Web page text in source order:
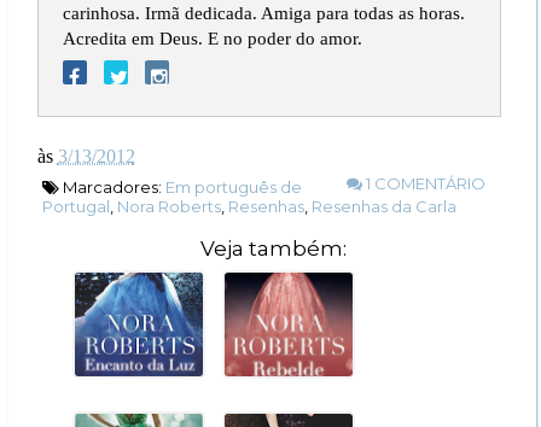
carinhosa. Irmã dedicada. Amiga para todas as horas.
Acredita em Deus. E no poder do amor.
às 3/13/2012
1 COMENTÁRIO
Marcadores: Em português de
Portugal Nora Roberts, Resenhas, Resenhas da Carla
Veja também: